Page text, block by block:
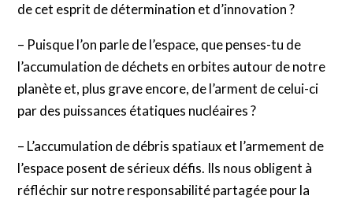
de cet esprit de détermination et d’innovation ?
– Puisque l’on parle de l’espace, que penses-tu de
l’accumulation de déchets en orbites autour de notre
planète et, plus grave encore, de l’arment de celui-ci
par des puissances étatiques nucléaires ?
– L’accumulation de débris spatiaux et l’armement de
l’espace posent de sérieux défis. Ils nous obligent à
réfléchir sur notre responsabilité partagée pour la